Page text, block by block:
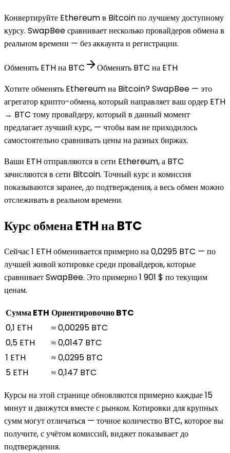
Конвертируйте Ethereum в Bitcoin по лучшему доступному
курсу. SwapBee сравнивает несколько провайдеров обмена в
реальном времени — без аккаунта и регистрации.
Обменять ETH на BTC
Обменять BTC на ETH
Хотите обменять Ethereum на Bitcoin? SwapBee — это
агрегатор крипто-обмена, который направляет ваш ордер ETH
→ BTC тому провайдеру, который в данный момент
предлагает лучший курс, — чтобы вам не приходилось
самостоятельно сравнивать цены на разных биржах.
Ваши ETH отправляются в сети Ethereum, а BTC
зачисляются в сети Bitcoin. Точный курс и комиссия
показываются заранее, до подтверждения, а весь обмен можно
отслеживать в реальном времени.
Курс обмена ETH на BTC
Сейчас 1 ETH обменивается примерно на 0,0295 BTC — по
лучшей живой котировке среди провайдеров, которые
сравнивает SwapBee. Это примерно 1 901 $ по текущим
ценам.
Сумма ETH Ориентировочно BTC
0,1 ETH
≈ 0,00295 BTC
0,5 ETH
≈ 0,0147 BTC
1 ETH
≈ 0,0295 BTC
5 ETH
≈ 0,147 BTC
Курсы на этой странице обновляются примерно каждые 15
минут и движутся вместе с рынком. Котировки для крупных
сумм могут отличаться — точное количество BTC, которое вы
получите, с учётом комиссий, виджет показывает до
подтверждения.